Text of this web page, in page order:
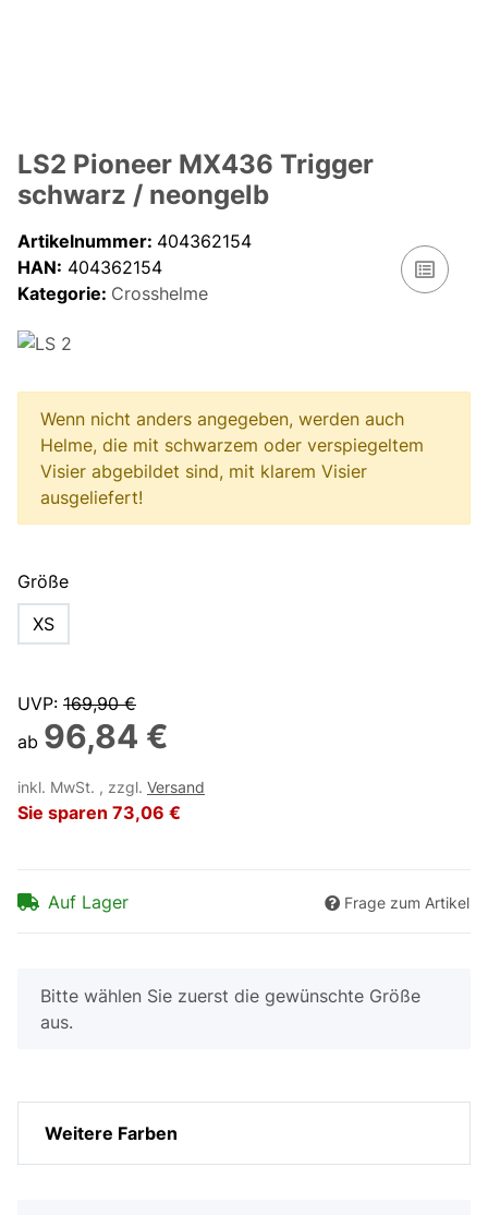
LS2 Pioneer MX436 Trigger
schwarz / neongelb
Artikelnummer: 404362154
HAN: 404362154
Kategorie: Crosshelme
Wenn nicht anders angegeben, werden auch
Helme, die mit schwarzem oder verspiegeltem
Visier abgebildet sind, mit klarem Visier
ausgeliefert!
Größe
XS
UVP: 169,90 €
ab 96,84 €
inkl. MwSt. , zzgl. Versand
Sie sparen 73,06 €
Auf Lager Frage zum Artikel
x
Bitte wählen Sie zuerst die gewünschte Größe
aus.
Weitere Farben